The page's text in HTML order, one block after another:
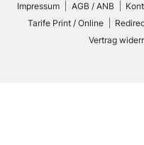
Impressum AGB / ANB
Tarife Print / Online
Vertrag